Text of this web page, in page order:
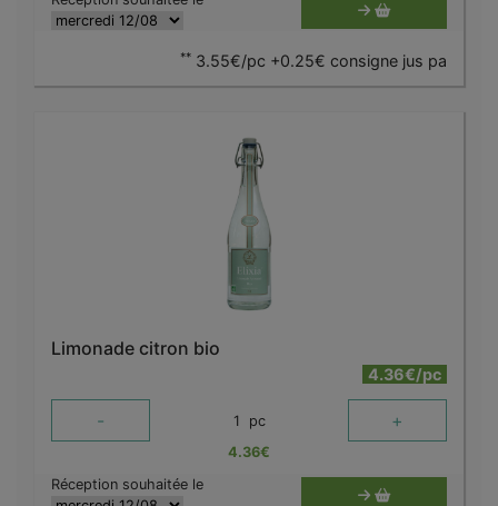
** 3.55€/pc +0.25€ consigne jus pa
Limonade citron bio
4.36€/pc
- 1 pc +
4.36€
Réception souhaitée le